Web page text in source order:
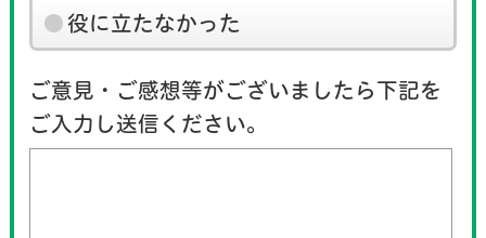
役に立たなかった
ご意見・ご感想等がございましたら下記を
ご入力し送信ください。